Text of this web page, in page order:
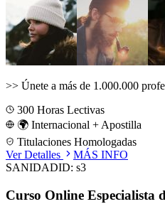
>> Únete a más de 1.000.000
300 Horas Lectivas
🌍 Internacional + Apostilla
Titulaciones Homologadas
Ver Detalles
MÁS INFO
SANIDADID: s3
Curso Online Especialista